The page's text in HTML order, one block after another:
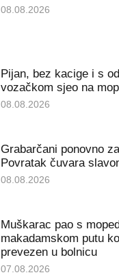
08.08.2026
Pijan, bez kacige i s
vozačkom sjeo na
08.08.2026
Grabarčani ponovno
Povratak čuvara
08.08.2026
Muškarac pao s
makadamskom putu
prevezen u bolnicu
07.08.2026